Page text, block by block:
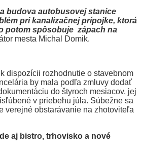
budova autobusovej stanice
pri kanalizačnej prípojke, ktorá
potom spôsobuje zápach na
mesta Michal Domik.
dispozícii rozhodnutie o stavebnom
by mala podľa zmluvy dodať
do štyroch mesiacov, jej
v priebehu júla. Súbežne sa
verejné obstarávanie na zhotoviteľa
aj bistro, trhovisko a nové